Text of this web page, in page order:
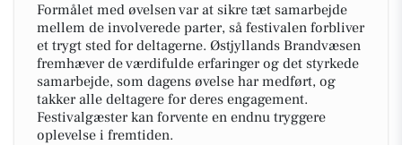
Formålet med øvelsen var at sikre tæt samarbejde
mellem de involverede parter, så festivalen forbliver
et trygt sted for deltagerne. Østjyllands Brandvæsen
fremhæver de værdifulde erfaringer og det styrkede
samarbejde, som dagens øvelse har medført, og
takker alle deltagere for deres engagement.
Festivalgæster kan forvente en endnu tryggere
oplevelse i fremtiden.